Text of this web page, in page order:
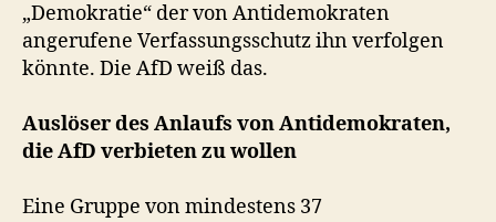
„Demokratie“ der von Antidemokraten
angerufene Verfassungsschutz ihn verfolgen
könnte. Die AfD weiß das.
Auslöser des Anlaufs von Antidemokraten,
die AfD verbieten zu wollen
Eine Gruppe von mindestens 37